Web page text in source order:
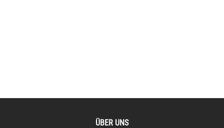
ÜBER UNS